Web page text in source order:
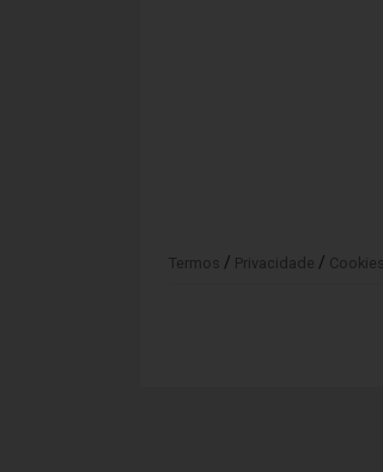
Termos / Privacidade / Cookies